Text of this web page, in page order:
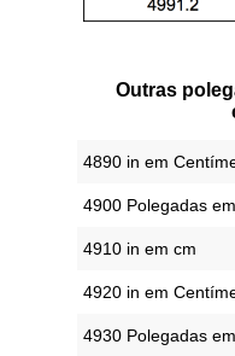
Outras
4890 in em
4900 Polegadas
4910 in em cm
4920 in em
4930 Polegadas